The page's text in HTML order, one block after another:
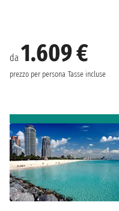
da 1.609 €
prezzo per persona Tasse incluse